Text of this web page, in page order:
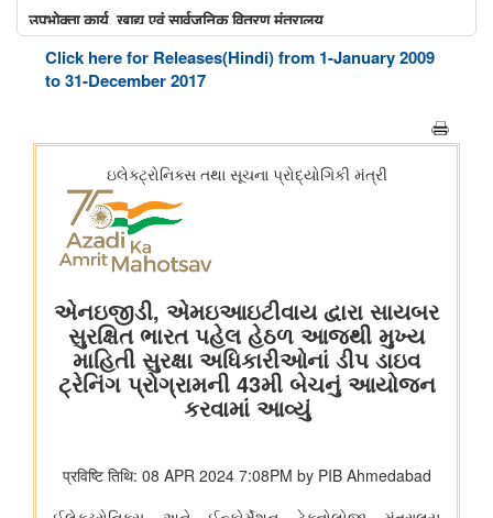
उपभोक्‍ता कार्य, खाद्य एवं सार्वजनिक वितरण मंत्रालय
राष्ट्रीय हथकरघा दिवस के अवसर पर केंद्रीय राज्य मंत्री ने राष्ट्रीय शिल्प
संग्रहालय और हस्तकला अकादमी का किया दौरा
केंद्रीय पर्यावरण मंत्री भूपेंद्र यादव ने मानेसर में हरियाणा के 77वें वन
महोत्सव समारोह में भाग लिया; एक पौधा भी लगाया
वित्‍त मंत्रालय
भारत की पूर्वोत्तर सीमा पर डीआरआई ने निगरानी तेज की
स्‍वास्‍थ्‍य एवं परिवार कल्‍याण मंत्रालय
राष्ट्रीय स्वास्थ्य प्राधिकरण ने आयुष्‍मान भारत स्‍वास्‍थ्‍य खाता आधारित स्कैन
और रजिस्टर सेवा द्वारा 25 करोड़ ओपीडी पंजीकरण की उपलब्धि हासिल की
भारत सरकार ने अरुणाचल प्रदेश सरकार के परामर्श से अरुणाचल प्रदेश में
स्थित 27 स्थानों/भौगोलिक संरचनाओं को भारतीय सर्वेक्षण विभाग के
आधिकारिक मानचित्रों पर उनके मानक स्थान और भौगोलिक संरचना के नाम
Click here for Releases(Hindi) from 1-January 2009
to 31-December 2017